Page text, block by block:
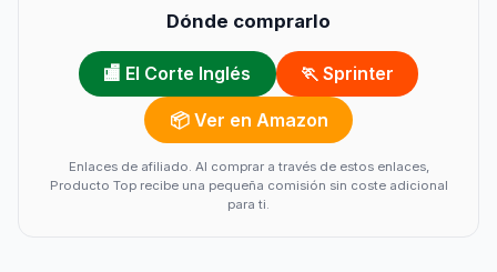
Dónde comprarlo
🏬 El Corte Inglés 🏃 Sprinter
📦 Ver en Amazon
Enlaces de afiliado. Al comprar a través de estos enlaces,
Producto Top recibe una pequeña comisión sin coste adicional
para ti.